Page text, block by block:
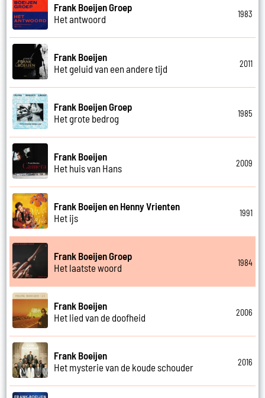
Frank Boeijen Groep
Het antwoord
1983
Frank Boeijen
Het geluid van een andere tijd
2011
Frank Boeijen Groep
Het grote bedrog
1985
Frank Boeijen
Het huis van Hans
2009
Frank Boeijen en Henny Vrienten
Het ijs
1991
Frank Boeijen Groep
Het laatste woord
1984
Frank Boeijen
Het lied van de doofheid
2006
Frank Boeijen
Het mysterie van de koude schouder
2016